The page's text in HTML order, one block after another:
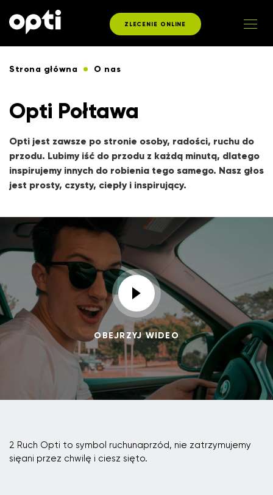
ZLECENIE ONLINE
Strona główna O nas
Opti Połtawa
Opti jest zawsze po stronie osoby, radości, ruchu do
przodu. Lubimy iść do przodu z każdą minutą, dlatego
inspirujemy innych do robienia tego samego. Nasz głos
jest prosty, czysty, ciepły i inspirujący.
OBEJRZYJ WIDEO
2 Ruch Opti to symbol ruchunaprzód, nie zatrzymujemy
sięani przez chwilę i ciesz sięto.